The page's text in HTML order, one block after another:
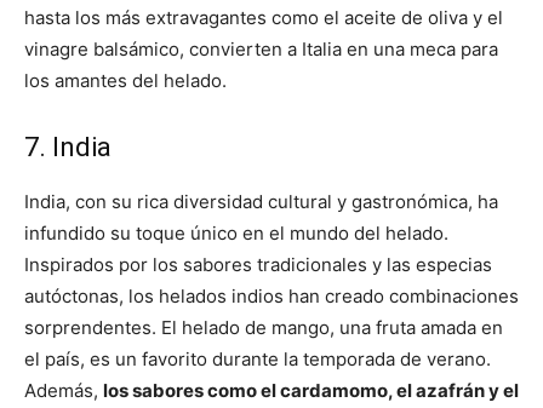
hasta los más extravagantes como el aceite de oliva y el
vinagre balsámico, convierten a Italia en una meca para
los amantes del helado.
7. India
India, con su rica diversidad cultural y gastronómica, ha
infundido su toque único en el mundo del helado.
Inspirados por los sabores tradicionales y las especias
autóctonas, los helados indios han creado combinaciones
sorprendentes. El helado de mango, una fruta amada en
el país, es un favorito durante la temporada de verano.
Además, los sabores como el cardamomo, el azafrán y el